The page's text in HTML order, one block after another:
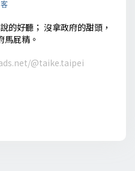
的好聽； 沒拿政府的甜頭，
馬屁精。
@taike.taipei